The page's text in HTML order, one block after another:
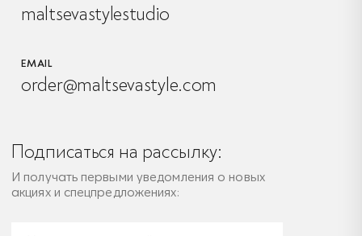
maltsevastylestudio
EMAIL
order@maltsevastyle.com
Подписаться на рассылку:
И получать первыми уведомления о новых
акциях и спецпредложениях: